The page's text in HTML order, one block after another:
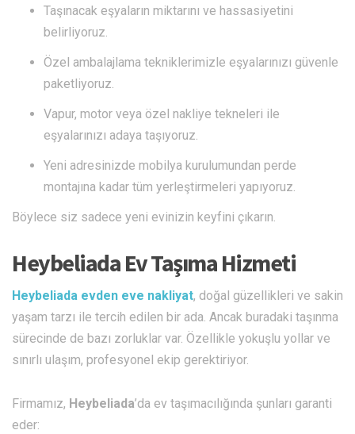
Taşınacak eşyaların miktarını ve hassasiyetini
belirliyoruz.
Özel ambalajlama tekniklerimizle eşyalarınızı güvenle
paketliyoruz.
Vapur, motor veya özel nakliye tekneleri ile
eşyalarınızı adaya taşıyoruz.
Yeni adresinizde mobilya kurulumundan perde
montajına kadar tüm yerleştirmeleri yapıyoruz.
Böylece siz sadece yeni evinizin keyfini çıkarın.
Heybeliada Ev Taşıma Hizmeti
Heybeliada evden eve nakliyat, doğal güzellikleri ve sakin
yaşam tarzı ile tercih edilen bir ada. Ancak buradaki taşınma
sürecinde de bazı zorluklar var. Özellikle yokuşlu yollar ve
sınırlı ulaşım, profesyonel ekip gerektiriyor.
Firmamız, Heybeliada’da ev taşımacılığında şunları garanti
eder: